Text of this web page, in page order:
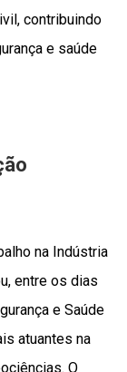
contribuindo
e saúde
na Indústria
entre os dias
e Saúde
atuantes na
O